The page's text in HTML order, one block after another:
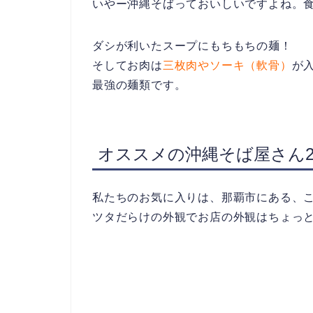
いやー沖縄そばっておいしいですよね。
ダシが利いたスープにもちもちの麺！
そしてお肉は三枚肉やソーキ（軟骨） が
最強の麺類です。
オススメの沖縄そば屋さん
私たちのお気に入りは、那覇市にある、
ツタだらけの外観でお店の外観はちょっ